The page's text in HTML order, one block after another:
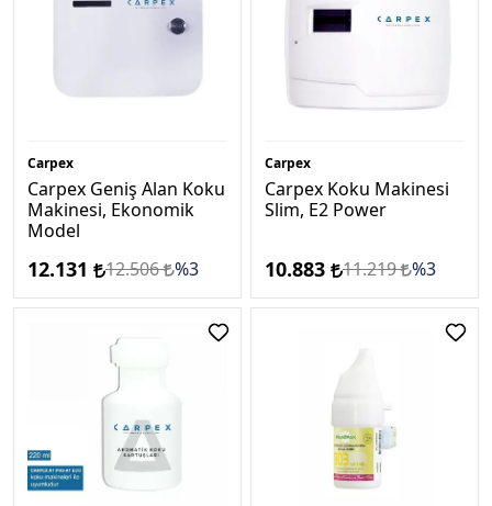
Carpex
Carpex Geniş Alan Koku
Makinesi, Ekonomik
Model
12.131 12.506 %3
Carpex
Carpex Koku Makinesi
Slim, E2 Power
10.883 11.219 %3